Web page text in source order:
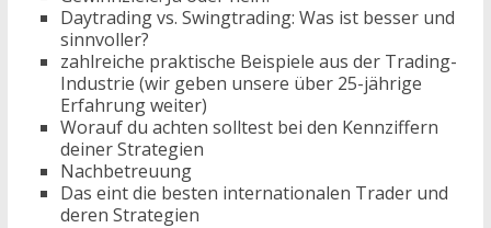
Daytrading vs. Swingtrading: Was ist besser und
sinnvoller?
zahlreiche praktische Beispiele aus der Trading-
Industrie (wir geben unsere über 25-jährige
Erfahrung weiter)
Worauf du achten solltest bei den Kennziffern
deiner Strategien
Nachbetreuung
Das eint die besten internationalen Trader und
deren Strategien